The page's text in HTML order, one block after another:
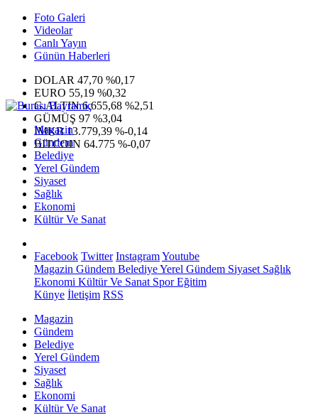
Foto Galeri
Videolar
Canlı Yayın
Günün Haberleri
DOLAR 47,70 %0,17
EURO 55,19 %0,32
G.ALTIN6.655,68 %2,51
GÜMÜŞ 97 %3,04
IMKB13.779,39 %-0,14
BITCOIN 64.775 %-0,07
Magazin
Gündem
Belediye
Yerel Gündem
Siyaset
Sağlık
Ekonomi
Kültür Ve Sanat
Facebook Twitter InstagramYoutube
Magazin Gündem BelediyeYerel Gündem Siyaset Sağlık
Ekonomi Kültür Ve Sanat SporEğitim
Künye İletişim RSS
Magazin
Gündem
Belediye
Yerel Gündem
Siyaset
Sağlık
Ekonomi
Kültür Ve Sanat